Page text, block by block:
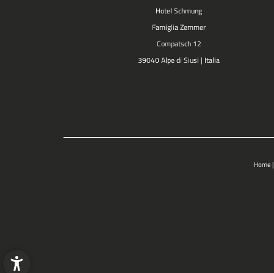
Hotel Schmung
Famiglia Zemmer
Compatsch 12
39040 Alpe di Siusi | Italia
Home|